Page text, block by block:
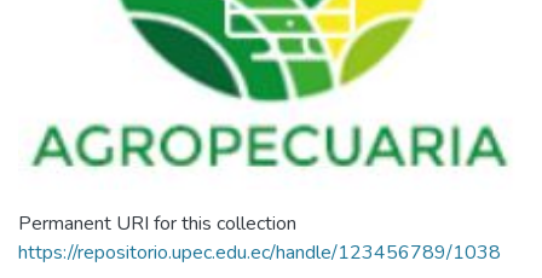
Permanent URI for this collection
https://repositorio.upec.edu.ec/handle/123456789/1038